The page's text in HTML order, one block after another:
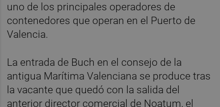
uno de los principales operadores de
contenedores que operan en el Puerto de
Valencia.
La entrada de Buch en el consejo de la
antigua Marítima Valenciana se produce tras
la vacante que quedó con la salida del
anterior director comercial de Noatum, el